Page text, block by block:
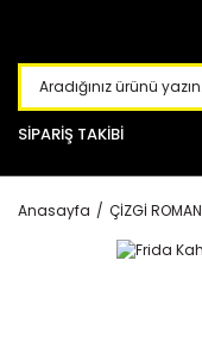
SİPARİŞ TAKİBİ
Anasayfa ÇİZGİ ROMAN